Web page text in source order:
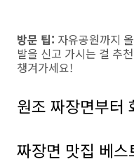
방문 팁: 자유공원까지
발을 신고 가시는 걸 추
챙겨가세요!
원조 짜장면부터
짜장면 맛집 베스